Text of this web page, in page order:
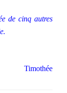
de cinq autres
Timothée